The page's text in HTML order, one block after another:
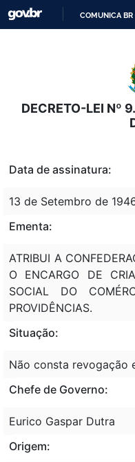
COMUNICA BR
DECRETO-LEI Nº
Data de assinatura:
13 de Setembro de
Ementa:
ATRIBUI A
O ENCARGO DE
SOCIAL DO
PROVIDÊNCIAS.
Situação:
Não consta revogação
Chefe de Governo:
Eurico Gaspar Dutra
Origem: